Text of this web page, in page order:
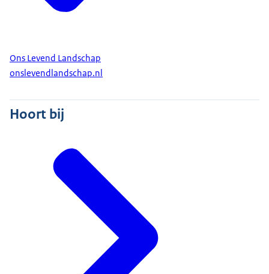
Ons Levend Landschap
onslevendlandschap.nl
Hoort bij